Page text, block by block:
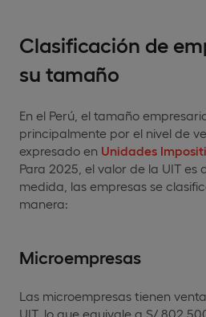
Clasificación de
su tamaño
En el Perú, el tamaño
principalmente por el nivel de
expresado en Unidades
Para 2025, el valor de la UIT es
medida, las empresas se
manera:
Microempresas
Las microempresas tienen
UIT, lo que equivale a S/